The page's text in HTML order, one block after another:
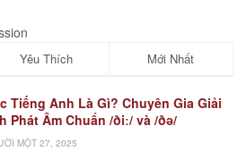
Yêu Thích Mới Nhất
Tiếng Anh Là Gì? Chuyên Gia Giải
Phát Âm Chuẩn /ðiː/ và /ðə/
MỘT 27, 2025